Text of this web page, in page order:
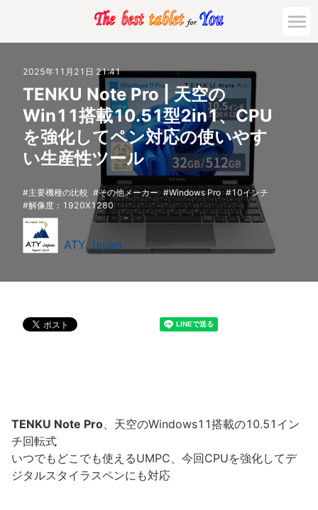
2025年11月21日 21:41
TENKU Note Pro | 天空の
Win11搭載10.51型2in1、CPU
を強化してペン対応の使いやす
い生産性ツール
主要機種の比較 その他メーカー Windows Pro
10インチ
解像度：1920X1280
ATY Japan
TENKU Note Pro、天空のWindows11搭載の10.51イン
チ回転式
いつでもどこでも使えるUMPC、今回CPUを強化してデ
ジタルスタイラスペンにも対応